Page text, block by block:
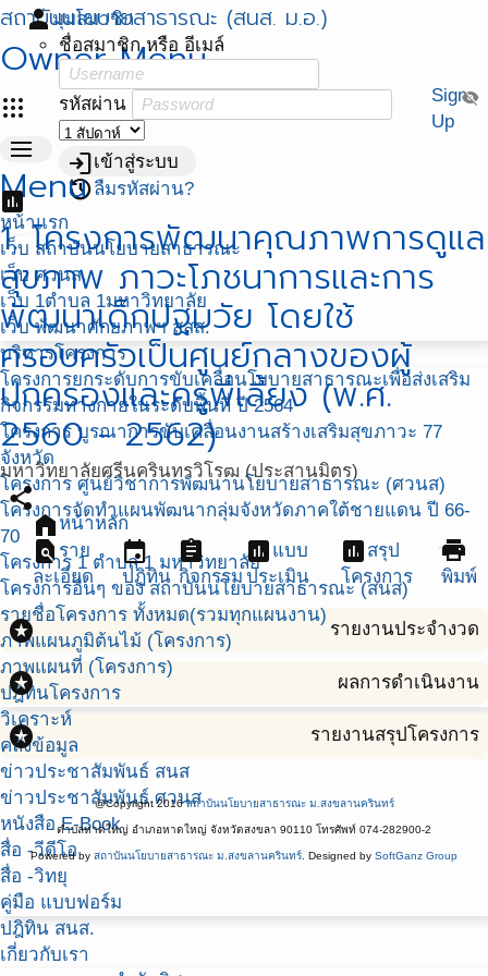
สถาบันนโยบายสาธารณะ (สนส. ม.อ.)
Owner Menu
apps
personมุมสมาชิก
ชื่อสมาชิก หรือ อีเมล์
รหัสผ่าน visibility_off
loginเข้าสู่ระบบ
restoreลืมรหัสผ่าน?
Sign
Up
menu
Menu
หน้าแรก
เว็บ สถาบันนโยบายสาธารณะ
เว็บ ศวนส.
เว็บ 1ตำบล 1มหาวิทยาลัย
เว็บ พัฒนาศักยภาพฯ สสส.
บริหารโครงการ
โครงการยกระดับการขับเคลื่อนโยบายสาธารณะเพื่อส่งเสริม
กิจกรรมทางกายในระดับพื้นที่ ปี 2564
โครงการ บูรณาการขับเคลื่อนงานสร้างเสริมสุขภาวะ 77
จังหวัด
โครงการ ศูนย์วิชาการพัฒนานโยบายสาธารณะ (ศวนส)
โครงการจัดทำแผนพัฒนากลุ่มจังหวัดภาคใต้ชายแดน ปี 66-
70
โครงการ 1 ตำบล 1 มหาวิทยาลัย
โครงการอื่นๆ ของ สถาบันนโยบายสาธารณะ (สนส)
รายชื่อโครงการ ทั้งหมด(รวมทุกแผนงาน)
ภาพแผนภูมิต้นไม้ (โครงการ)
ภาพแผนที่ (โครงการ)
ปฎิทินโครงการ
วิเคราะห์
คลังข้อมูล
ข่าวประชาสัมพันธ์ สนส
ข่าวประชาสัมพันธ์ ศวนส
หนังสือ E-Book
สื่อ -วีดีโอ
สื่อ -วิทยุ
คู่มือ แบบฟอร์ม
ปฎิทิน สนส.
เกี่ยวกับเรา
assessment
1. โครงการพัฒนาคุณภาพการดูแล
สุขภาพ ภาวะโภชนาการและการ
พัฒนาเด็กปฐมวัย โดยใช้
ครอบครัวเป็นศูนย์กลางของผู้
ปกครองและครูพี่เลี้ยง (พ.ศ.
2560 - 2562)
มหาวิทยาลัยศรีนครินทรวิโรฒ (ประสานมิตร)
share
homeหน้าหลัก
find_in_pageราย
ละเอียด
event
ปฏิทิน
assignment
กิจกรรม
assessment แบบ
ประเมิน
assessment สรุป
โครงการ
print
พิมพ์
stars รายงานประจำงวด
stars ผลการดำเนินงาน
stars รายงานสรุปโครงการ
@Copyright 2016สถาบันนโยบายสาธารณะ ม.สงขลานครินทร์
ตำบลหาดใหญ่ อำเภอหาดใหญ่ จังหวัดสงขลา 90110 โทรศัพท์ 074-282900-2
Powered by สถาบันนโยบายสาธารณะ ม.สงขลานครินทร์ . Designed by SoftGanz Group